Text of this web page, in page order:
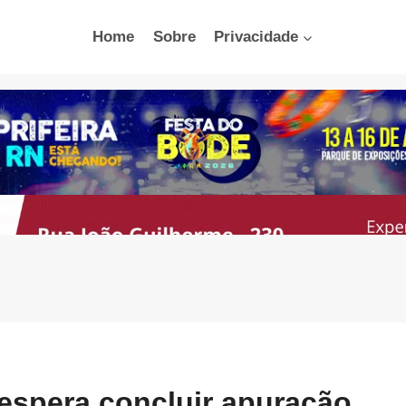
Home Sobre Privacidade